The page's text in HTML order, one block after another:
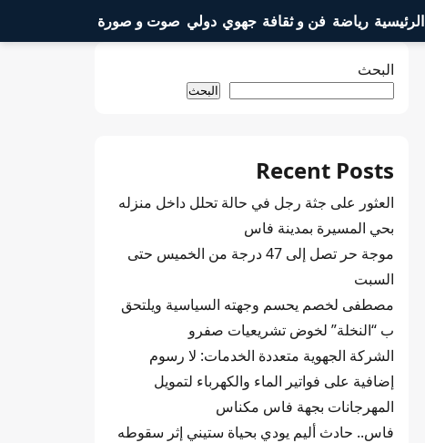
الرئيسية رياضة فن و ثقافة جهوي دولي صوت و صورة
البحث
البحث
Recent Posts
العثور على جثة رجل في حالة تحلل داخل منزله
بحي المسيرة بمدينة فاس
موجة حر تصل إلى 47 درجة من الخميس حتى
السبت
مصطفى لخصم يحسم وجهته السياسية ويلتحق
ب “النخلة” لخوض تشريعيات صفرو
الشركة الجهوية متعددة الخدمات: لا رسوم
إضافية على فواتير الماء والكهرباء لتمويل
المهرجانات بجهة فاس مكناس
فاس.. حادث أليم يودي بحياة ستيني إثر سقوطه